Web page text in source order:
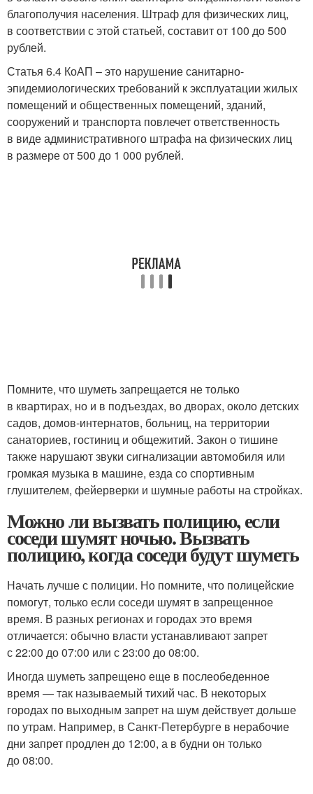
благополучия населения. Штраф для физических лиц,
в соответствии с этой статьей, составит от 100 до 500
рублей.
Статья 6.4 КоАП – это нарушение санитарно-
эпидемиологических требований к эксплуатации жилых
помещений и общественных помещений, зданий,
сооружений и транспорта повлечет ответственность
в виде административного штрафа на физических лиц
в размере от 500 до 1 000 рублей.
Помните, что шуметь запрещается не только
в квартирах, но и в подъездах, во дворах, около детских
садов, домов-интернатов, больниц, на территории
санаториев, гостиниц и общежитий. Закон о тишине
также нарушают звуки сигнализации автомобиля или
громкая музыка в машине, езда со спортивным
глушителем, фейерверки и шумные работы на стройках.
Можно ли вызвать полицию, если
соседи шумят ночью. Вызвать
полицию, когда соседи будут шуметь
Начать лучше с полиции. Но помните, что полицейские
помогут, только если соседи шумят в запрещенное
время. В разных регионах и городах это время
отличается: обычно власти устанавливают запрет
с 22:00 до 07:00 или с 23:00 до 08:00.
Иногда шуметь запрещено еще в послеобеденное
время — так называемый тихий час. В некоторых
городах по выходным запрет на шум действует дольше
по утрам. Например, в Санкт-Петербурге в нерабочие
дни запрет продлен до 12:00, а в будни он только
до 08:00.